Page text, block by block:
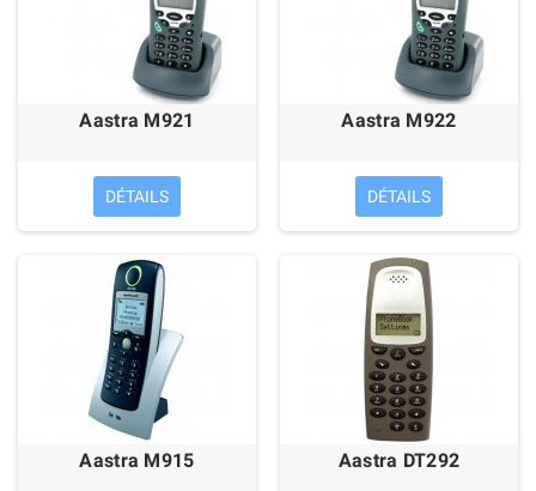
Aastra M921
DÉTAILS
Aastra M922
DÉTAILS
Aastra M915 Aastra DT292